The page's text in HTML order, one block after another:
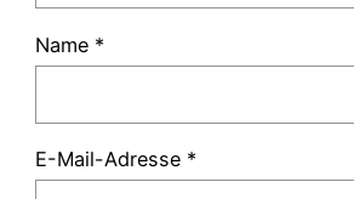
Name *
E-Mail-Adresse *